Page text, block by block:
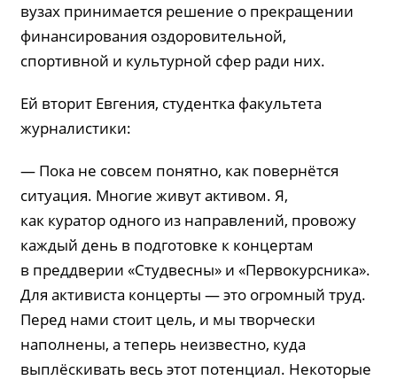
вузах принимается решение о прекращении
финансирования оздоровительной,
спортивной и культурной сфер ради них.
Ей вторит Евгения, студентка факультета
журналистики:
— Пока не совсем понятно, как повернётся
ситуация. Многие живут активом. Я,
как куратор одного из направлений, провожу
каждый день в подготовке к концертам
в преддверии «Студвесны» и «Первокурсника».
Для активиста концерты — это огромный труд.
Перед нами стоит цель, и мы творчески
наполнены, а теперь неизвестно, куда
выплёскивать весь этот потенциал. Некоторые